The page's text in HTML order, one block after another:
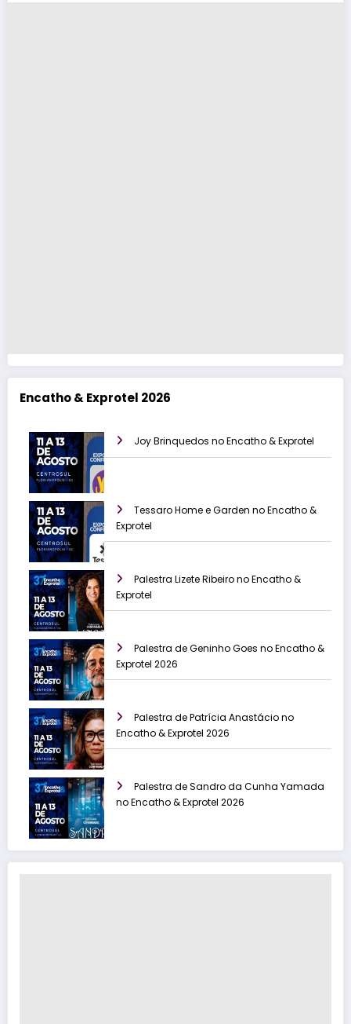
Encatho & Exprotel 2026
Joy Brinquedos no Encatho & Exprotel
Tessaro Home e Garden no Encatho &
Exprotel
Palestra Lizete Ribeiro no Encatho &
Exprotel
Palestra de Geninho Goes no Encatho &
Exprotel 2026
Palestra de Patrícia Anastácio no
Encatho & Exprotel 2026
Palestra de Sandro da Cunha Yamada
no Encatho & Exprotel 2026